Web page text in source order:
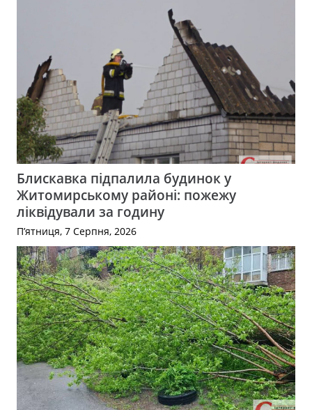
Блискавка підпалила будинок у
Житомирському районі: пожежу
ліквідували за годину
П’ятниця, 7 Серпня, 2026